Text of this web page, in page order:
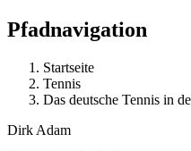
Pfadnavigation
Startseite
Tennis
Das deutsche Tennis in
Dirk Adam